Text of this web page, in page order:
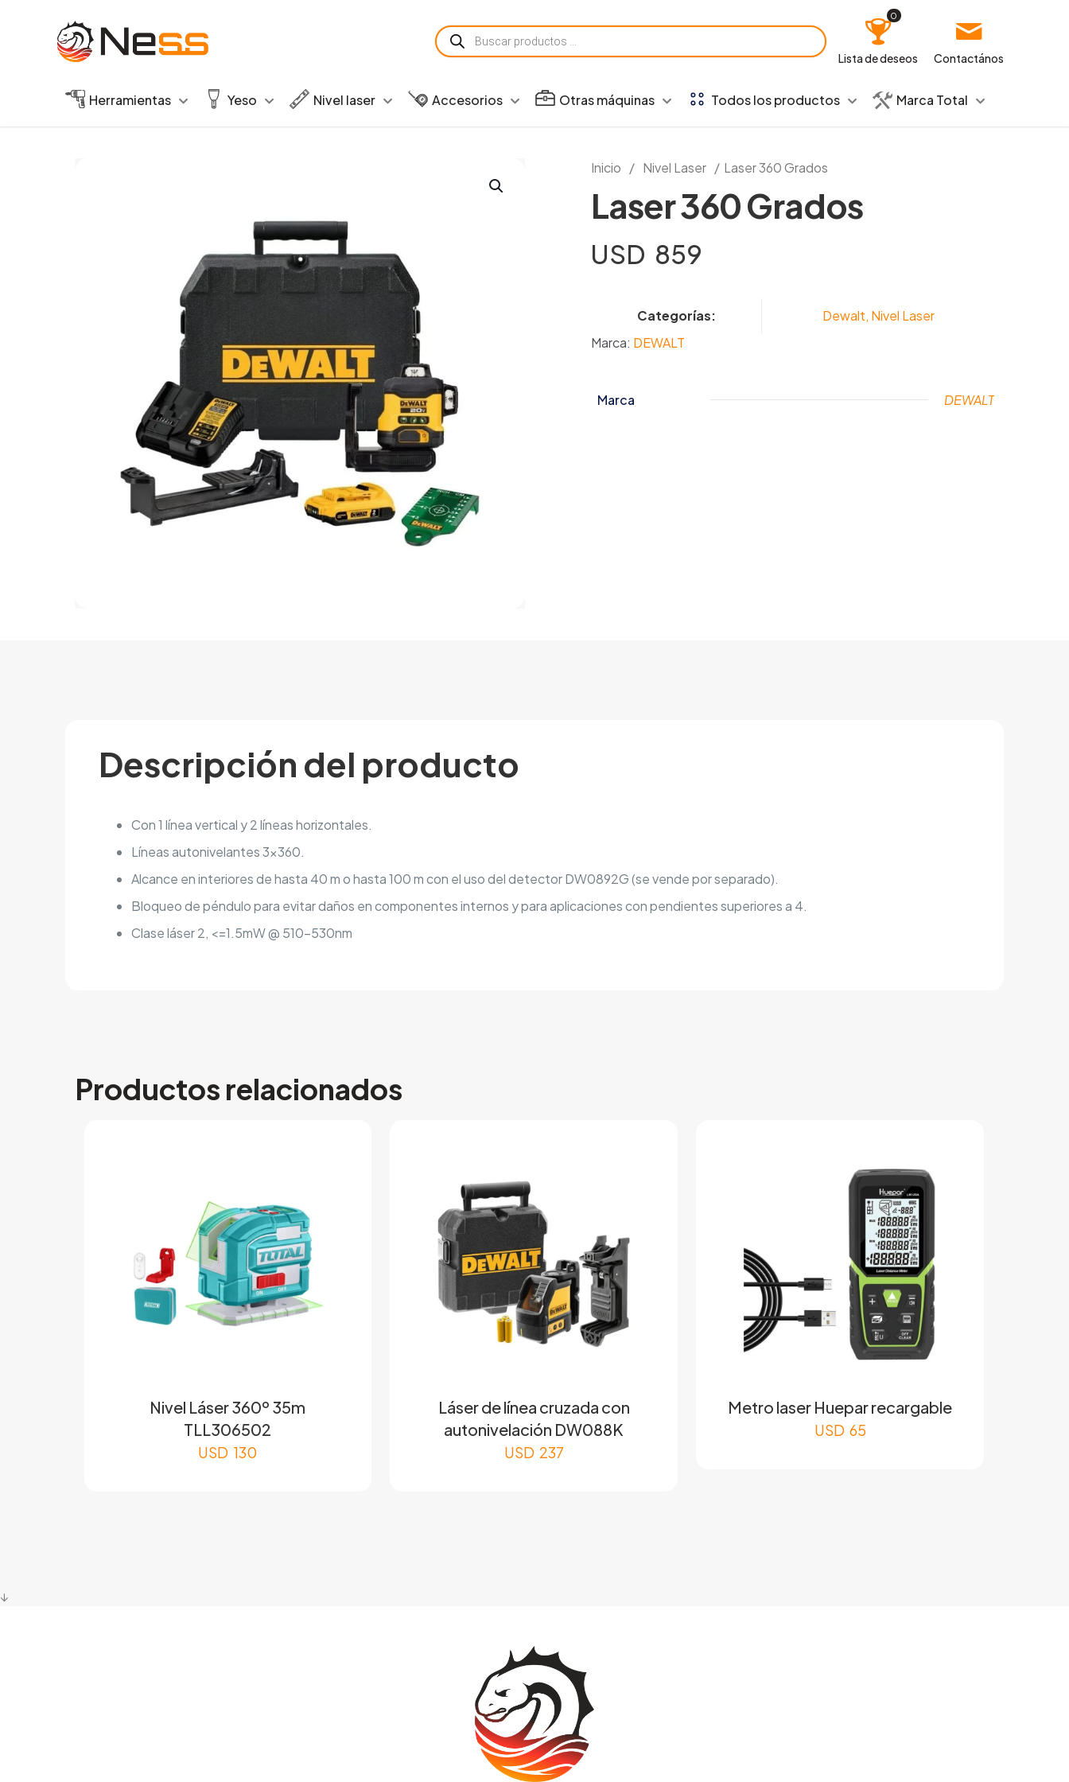
Búsqueda
de
productos
0
Lista de deseos Contactános
Herramientas Yeso Nivel laser Accesorios Otras máquinas Todos los productos Marca Total
Inicio / Nivel Laser / Laser 360 Grados
Laser 360 Grados
USD 859
Categorías: Dewalt, Nivel Laser
Marca: DEWALT
Marca DEWALT
Descripción del producto
Con 1 línea vertical y 2 líneas horizontales.
Líneas autonivelantes 3×360.
Alcance en interiores de hasta 40 m o hasta 100 m con el uso del detector DW0892G (se vende por separado).
Bloqueo de péndulo para evitar daños en componentes internos y para aplicaciones con pendientes superiores a 4.
Clase láser 2, <=1.5mW @ 510-530nm
Productos relacionados
Nivel Láser 360º 35m
TLL306502
USD 130
Láser de línea cruzada con
autonivelación DW088K
USD 237
Metro laser Huepar recargable
USD 65
↓